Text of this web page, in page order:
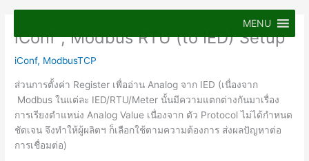
content
MENU
iConf ; Modbus RTU (to IED) Setup
iConf, ModbusTCP
ส่วนการตั้งค่า Register เพื่ออ่าน Analog จาก IED (เนื่องจาก
Modbus ในแต่ละ IED/RTU/Meter นั้นมีความแตกต่างกันมาเรื่อง
การเรียงตำแหน่ง Analog Value เนื่องจาก ตัว Protocol ไม่ได้กำหนด
ชัดเจน จึงทำให้ผู้ผลิตฯ ก็เลือกใช้ตามความต้องการ ส่งผลปัญหาต่อ
การเชื่อมต่อ)